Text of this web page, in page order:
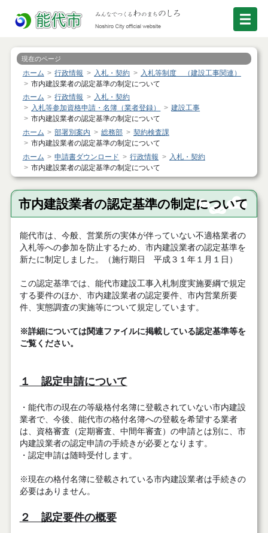
現在のページ
ホーム 行政情報 入札・契約
入札等制度 （建設工事関連）
市内建設業者の認定基準の制定について
ホーム
行政情報
入札・契約
入札等参加資格申請・名簿（業者登録）
建設工事
市内建設業者の認定基準の制定について
ホーム
部署別案内 総務部
契約検査課
市内建設業者の認定基準の制定について
ホーム
申請書ダウンロード 行政情報
入札・契約
市内建設業者の認定基準の制定について
市内建設業者の認定基準の制定について
能代市は、今般、営業所の実体が伴っていない不適格業者の
入札等への参加を防止するため、市内建設業者の認定基準を
新たに制定しました。（施行期日 平成３１年１月１日）
この認定基準では、能代市建設工事入札制度実施要綱で規定
する要件のほか、市内建設業者の認定要件、市内営業所要
件、実態調査の実施等について規定しています。
※詳細については関連ファイルに掲載している認定基準等を
ご覧ください。
１ 認定申請について
・能代市の現在の等級格付名簿に登載されていない市内建設
業者で、今後、能代市の格付名簿への登載を希望する業者
は、資格審査（定期審査、中間年審査）の申請とは別に、市
内建設業者の認定申請の手続きが必要となります。
・認定申請は随時受付します。
※現在の格付名簿に登載されている市内建設業者は手続きの
必要はありません。
２ 認定要件の概要